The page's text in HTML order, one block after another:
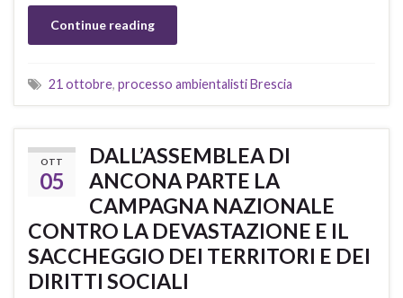
Continue reading
21 ottobre, processo ambientalisti Brescia
OTT
05
DALL’ASSEMBLEA DI
ANCONA PARTE LA
CAMPAGNA NAZIONALE
CONTRO LA DEVASTAZIONE E IL
SACCHEGGIO DEI TERRITORI E DEI
DIRITTI SOCIALI